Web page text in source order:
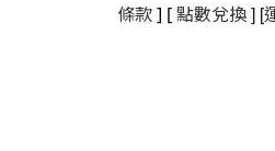
條款] [點數兌換] [